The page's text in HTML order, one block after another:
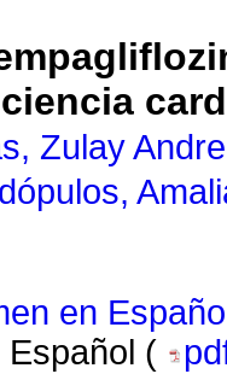
Zulay
en
Español (